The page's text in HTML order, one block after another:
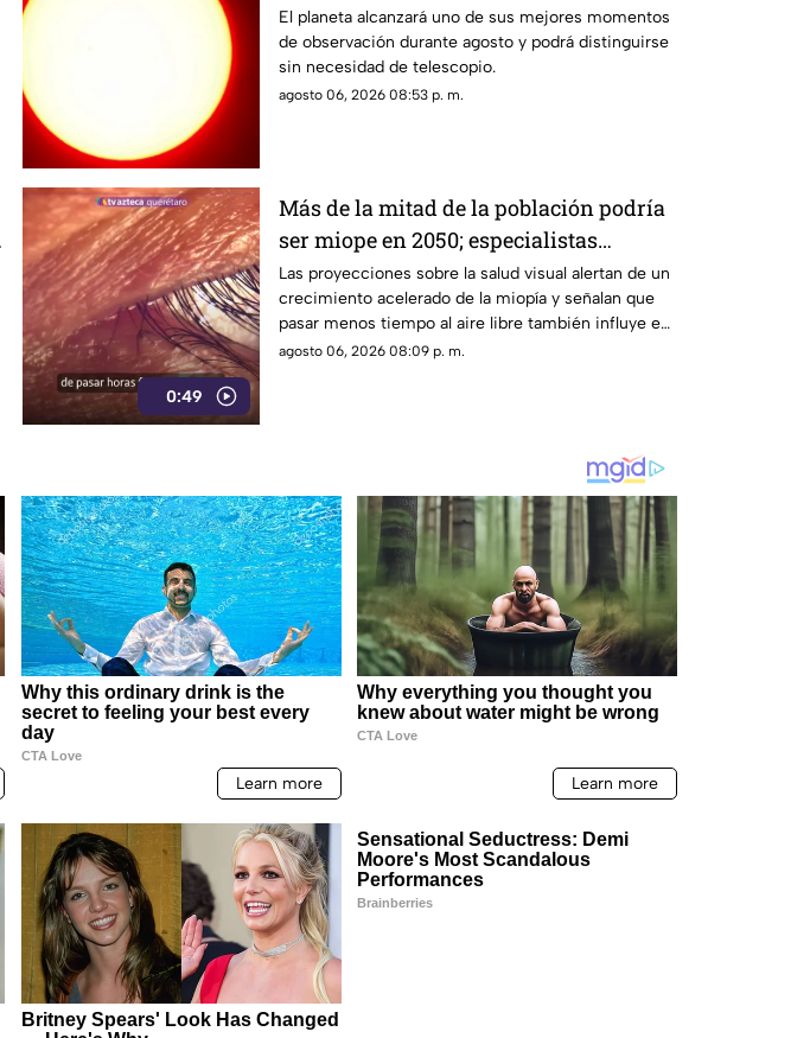
durante este mes
El planeta alcanzará uno de sus mejores momentos
de observación durante agosto y podrá distinguirse
sin necesidad de telescopio.
agosto 06, 2026 08:53 p. m.
0:49
Más de la mitad de la población podría
ser miope en 2050; especialistas
advierten las causas
Las proyecciones sobre la salud visual alertan de un
crecimiento acelerado de la miopía y señalan que
pasar menos tiempo al aire libre también influye en
su desarrollo.
agosto 06, 2026 08:09 p. m.